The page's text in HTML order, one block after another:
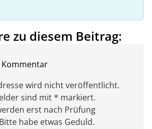
zu diesem Beitrag:
Kommentar
wird nicht veröffentlicht.
sind mit * markiert.
erst nach Prüfung
habe etwas Geduld.